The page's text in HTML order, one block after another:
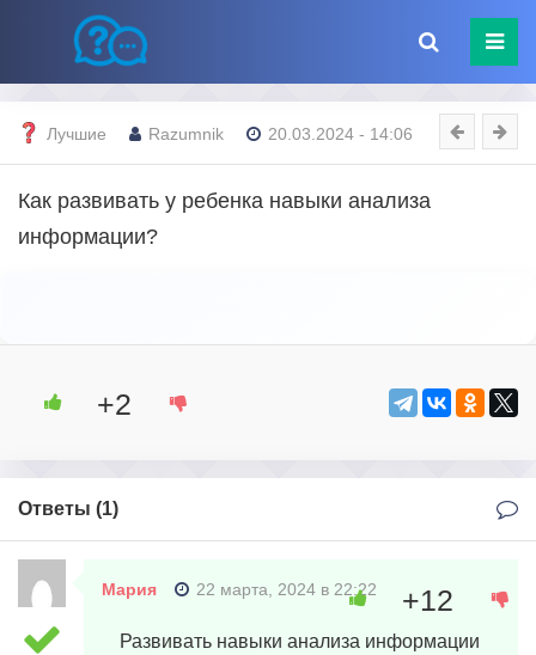
Лучшие Razumnik 20.03.2024 - 14:06
Как развивать у ребенка навыки анализа
информации?
+2
Ответы (1)
Мария 22 марта, 2024 в 22:22
Развивать навыки анализа информации
+12